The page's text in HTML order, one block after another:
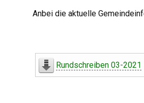
Anbei die aktuelle
Rundschreiben 03-2021